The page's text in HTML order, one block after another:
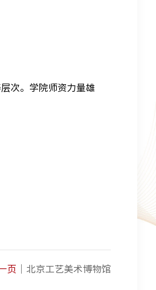
次。学院师资力量雄
页 北京工艺美术博物馆